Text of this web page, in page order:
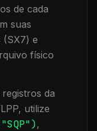
de cada
suas
(SX7) e
físico
da
utilize
SQP"),